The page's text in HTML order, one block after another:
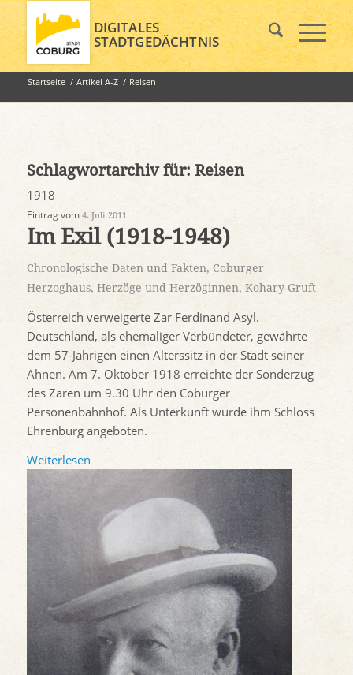
DIGITALES
STADTGEDÄCHTNIS
Startseite / Artikel A-Z / Reisen
Schlagwortarchiv für: Reisen
1918
Eintrag vom 4. Juli 2011
Im Exil (1918-1948)
Chronologische Daten und Fakten, Coburger
Herzoghaus, Herzöge und Herzöginnen, Kohary-Gruft
Österreich verweigerte Zar Ferdinand Asyl.
Deutschland, als ehemaliger Verbündeter, gewährte
dem 57-Jährigen einen Alterssitz in der Stadt seiner
Ahnen. Am 7. Oktober 1918 erreichte der Sonderzug
des Zaren um 9.30 Uhr den Coburger
Personenbahnhof. Als Unterkunft wurde ihm Schloss
Ehrenburg angeboten.
Weiterlesen